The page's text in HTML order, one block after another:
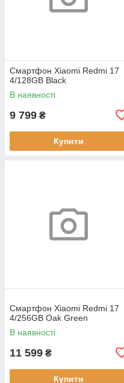
Смартфон Xiaomi Redmi 17
4/128GB Black
В наявності
9 799 ₴
Купити
Смартфон Xiaomi Redmi 17
4/256GB Oak Green
В наявності
11 599 ₴
Купити